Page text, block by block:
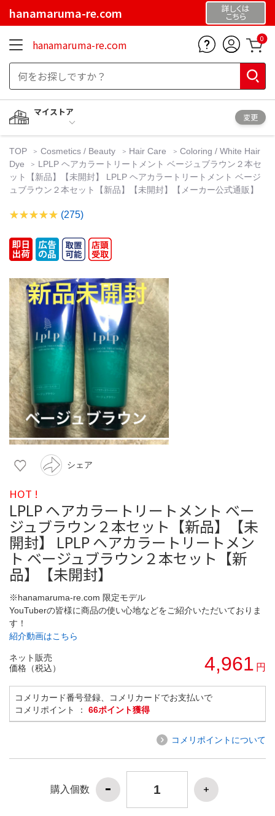
hanamaruma-re.com 詳しくは
こちら
hanamaruma-re.com 0
マイストア
変更
TOP Cosmetics / Beauty Hair Care
Coloring / White Hair
Dye
LPLP ヘアカラートリートメント ベージュブラウン２本セ
ット【新品】【未開封】 LPLP ヘアカラートリートメント ベージ
ュブラウン２本セット【新品】【未開封】【メーカー公式通販】
(275)
シェア
HOT !
LPLP ヘアカラートリートメント ベー
ジュブラウン２本セット【新品】【未
開封】 LPLP ヘアカラートリートメン
ト ベージュブラウン２本セット【新
品】【未開封】
※hanamaruma-re.com 限定モデル
YouTuberの皆様に商品の使い心地などをご紹介いただいておりま
す！
紹介動画はこちら
ネット販売
価格（税込）
4,961 円
コメリカード番号登録、コメリカードでお支払いで
コメリポイント ： 66ポイント獲得
コメリポイントについて
購入個数